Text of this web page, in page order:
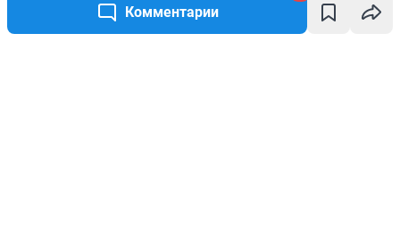
Комментарии